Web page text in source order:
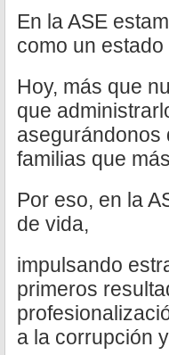
En la ASE
como un
Hoy, más que
que
asegurándonos
familias que
Por eso, en la
de vida,
impulsando
primeros
a la corrupción